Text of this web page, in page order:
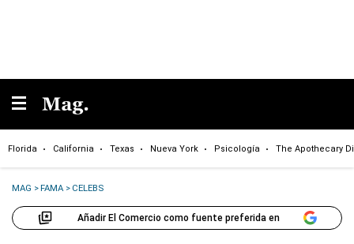
Florida California Texas Nueva York Psicología The Apothecary
MAG >FAMA > CELEBS
Añadir El Comercio como fuente preferida en